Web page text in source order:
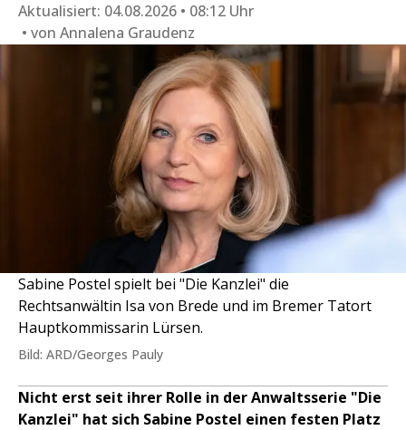
Aktualisiert: 04.08.2026 • 08:12 Uhr
von Annalena Graudenz
Sabine Postel spielt bei "Die Kanzlei" die
Rechtsanwältin Isa von Brede und im Bremer Tatort
Hauptkommissarin Lürsen.
Bild: ARD/Georges Pauly
Nicht erst seit ihrer Rolle in der Anwaltsserie "Die
Kanzlei" hat sich Sabine Postel einen festen Platz